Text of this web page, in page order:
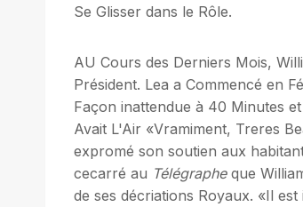
Se Glisser dans le Rôle.
AU Cours des Derniers Mois,
Président. Lea a Commencé en
Façon inattendue à 40 Minutes
Avait L'Air «Vramiment, Treres
expromé son soutien aux
cecarré au Télégrapheque
de ses décriations Royaux. «Il